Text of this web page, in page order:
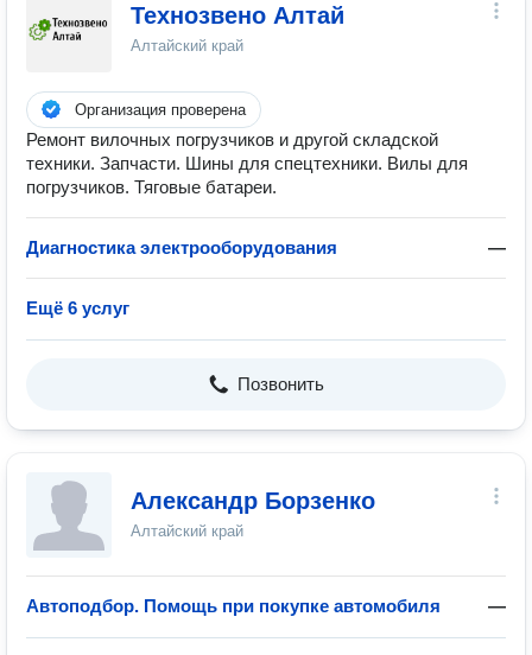
Технозвено Алтай
Алтайский край
Организация проверена
Ремонт вилочных погрузчиков и другой складской
техники. Запчасти. Шины для спецтехники. Вилы для
погрузчиков. Тяговые батареи.
Диагностика электрооборудования —
Ещё 6 услуг
Позвонить
Александр Борзенко
Алтайский край
Автоподбор. Помощь при покупке автомобиля —